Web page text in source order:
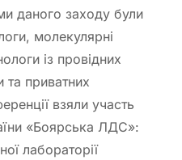
даного заходу були
молекулярні
із провідних
та приватних
взяли участь
«Боярська ЛДС»:
лабораторії